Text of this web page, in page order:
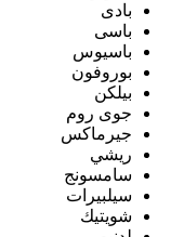
بادى
باسى
باسيوس
بوروفون
بيلكن
جوى روم
جيرماكس
ريشي
سامسونج
سيلبيرات
شويتيك